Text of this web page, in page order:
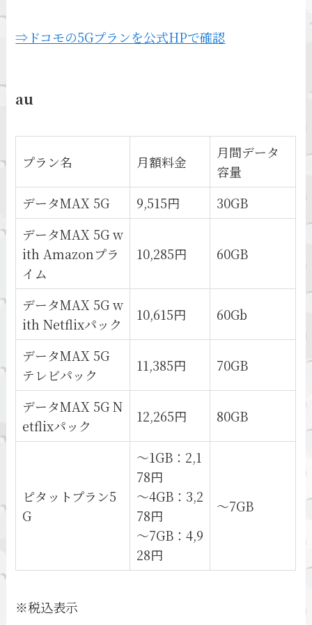
⇒ドコモの5Gプランを公式HPで確認
au
プラン名 月額料金
月間データ
容量
データMAX 5G
9,515円
30GB
データMAX 5G w
ith Amazonプラ
イム
10,285円 60GB
データMAX 5G w
ith Netflixパック
10,615円 60Gb
データMAX 5G
テレビパック
11,385円 70GB
データMAX 5G N
etflixパック
12,265円 80GB
ピタットプラン5
G
～1GB：2,1
78円
～4GB：3,2
78円
～7GB：4,9
28円
～7GB
※税込表示